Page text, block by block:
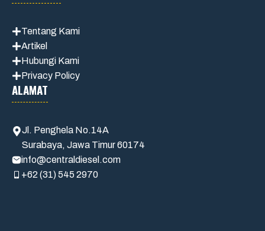
Tentang Kami
Artikel
Hubungi Kami
Privacy Policy
ALAMAT
Jl. Penghela No.14A
Surabaya, Jawa Timur 60174
info@centraldiesel.com
+62 (31) 545 2970